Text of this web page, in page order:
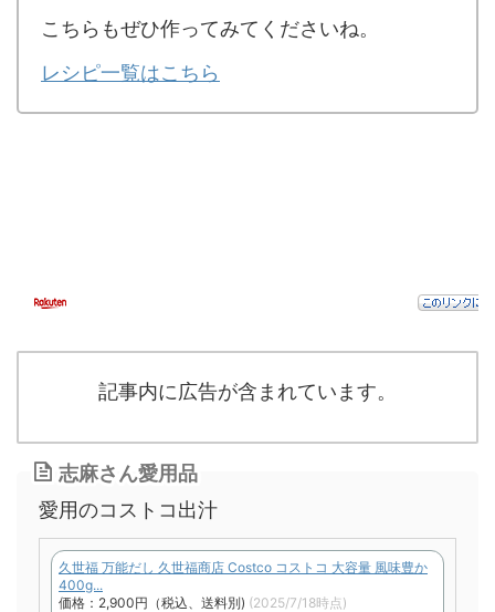
こちらもぜひ作ってみてくださいね。
レシピ一覧はこちら
記事内に広告が含まれています。
志麻さん愛用品
愛用のコストコ出汁
久世福 万能だし 久世福商店 Costco コストコ 大容量 風味豊か
400g...
価格：2,900円（税込、送料別) (2025/7/18時点)